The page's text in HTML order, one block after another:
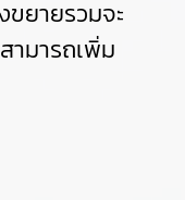
ขยายรวมจะ
ามารถเพิ่ม